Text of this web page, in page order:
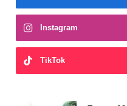
Instagram
TikTok